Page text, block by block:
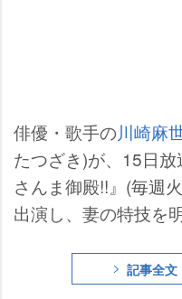
俳優・歌手の川崎麻
たつざき)が、15日
さんま御殿!!』(毎週
出演し、妻の特技を
記事全文